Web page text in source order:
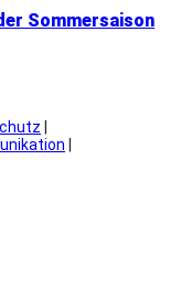
Sommersaison